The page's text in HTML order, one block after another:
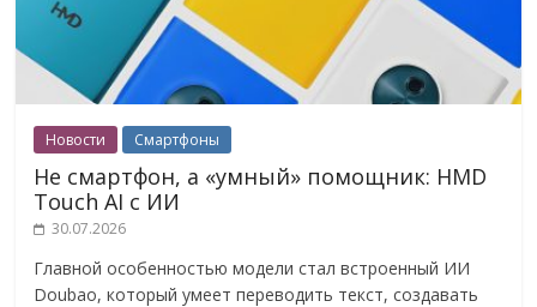
Новости Смартфоны
Не смартфон, а «умный» помощник: HMD
Touch AI с ИИ
30.07.2026
Главной особенностью модели стал встроенный ИИ
Doubao, который умеет переводить текст, создавать